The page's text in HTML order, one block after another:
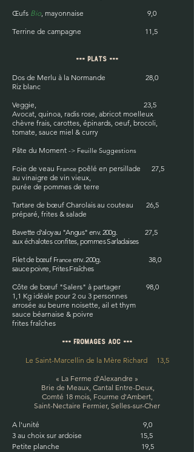
Œufs Bio, mayonnaise 9,0
Terrine de campagne
11,5
=== Plats ===
Dos de Merlu à la Normande
28,0
Riz blanc
Veggie, 23,5
Avocat, quinoa, radis rose, abricot moelleux
chèvre frais, carottes, épinards, oeuf, brocoli,
tomate, sauce miel & curry
Pâte du Moment -> Feuille Suggestions
Foie de veau France poêlé en persillade 27,5
au vinaigre de vin vieux,
purée de pommes de terre
Tartare de bœuf Charolaisau couteau26,5
préparé, frites & salade
Bavette d'aloyau "Angus" env. 200g.
27,5
aux échalotes confites, pommes Sarladaises
Filet de bœuf Franceenv. 200g.
38,0
sauce poivre, Frites Fraîches
Côte de bœuf "Salers" à partager 98,0
1,1 Kg idéale pour 2 ou 3 personnes
arrosée au beurre noisette, ail et thym
sauce béarnaise & poivre
frites fraîches
=== FROMAGEs AOC ===
Le Saint-Marcellin de la Mère Richard 13,5
« La Ferme d’Alexandre »
Brie de Meaux, Cantal Entre-Deux,
Comté 18 mois, Fourme d'Ambert,
Saint-Nectaire Fermier, Selles-sur-Cher
A l'unité
9,0
3 au choix sur ardoise 15,5
Petite planche 19,5